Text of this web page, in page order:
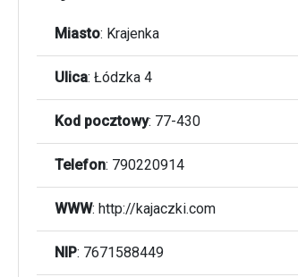
Miasto: Krajenka
Ulica: Łódzka 4
Kod pocztowy: 77-430
Telefon: 790220914
WWW: http://kajaczki.com
NIP: 7671588449